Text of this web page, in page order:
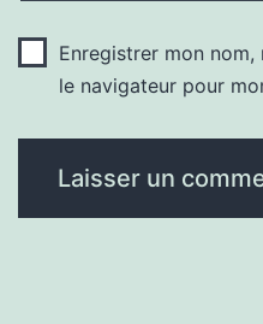
Enregistrer mon
le navigateur pour